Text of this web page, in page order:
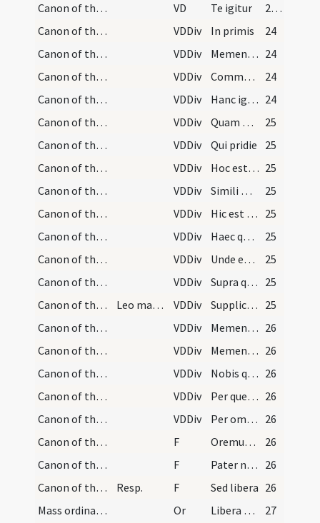
Canon of the Mass/Canon of the Mass/1
VD Te igitur
23 (10r)
Canon of the Mass/Canon of the Mass/2
VDDiv In primis
24
Canon of the Mass/Canon of the Mass/3
VDDiv Memento Domine 24
Canon of the Mass/Canon of the Mass/1
VDDiv Communicantes
24
Canon of the Mass/Canon of the Mass/2
VDDiv Hanc igitur 24
Canon of the Mass/Canon of the Mass/3
VDDiv Quam oblationem
25
Canon of the Mass/Canon of the Mass/4
VDDiv Qui pridie
25
Canon of the Mass/Canon of the Mass/4
VDDiv Hoc est enim corpus meum 25
Canon of the Mass/Canon of the Mass/5
VDDiv Simili modo
25
Canon of the Mass/Canon of the Mass/6
VDDiv Hic est enim calix sanguinis mei 25
Canon of the Mass/Canon of the Mass/7
VDDiv Haec quotiescumque feceritis
25
Canon of the Mass/Canon of the Mass/8
VDDiv Unde et memores
25
Canon of the Mass/Canon of the Mass/9
VDDiv Supra quae propitio 25
Canon of the Mass/Canon of the Mass/10
Leo magnus doctor VDDiv Supplices te rogamus 25
Canon of the Mass/Canon of the Mass/11
VDDiv Memento mei quaeso Domine et miserere 26
Canon of the Mass/Canon of the Mass/12
VDDiv Memento etiam 26
Canon of the Mass/Canon of the Mass/13
VDDiv Nobis quoque 26
Canon of the Mass/Canon of the Mass/14
VDDiv Per quem haec omnia 26
Canon of the Mass/Canon of the Mass/15
VDDiv Per omnia 26
Canon of the Mass/Lord's Prayer/1
F Oremus. Praeceptis salutaribus
26
Canon of the Mass/Lord's Prayer/2
F Pater noster 26
Canon of the Mass/Lord's Prayer/3
Resp. F Sed libera 26
Mass ordinary/peace/1
Or Libera nos quaesumus Domine ab omnibus malis 27